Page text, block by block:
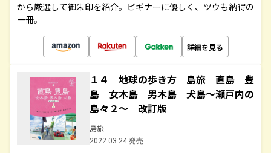
から厳選して御朱印を紹介。ビギナーに優しく、ツウも納得の
一冊。
詳細を見る
１４ 地球の歩き方 島旅 直島 豊
島 女木島 男木島 犬島～瀬戸内の
島々２～ 改訂版
島旅
2022.03.24 発売